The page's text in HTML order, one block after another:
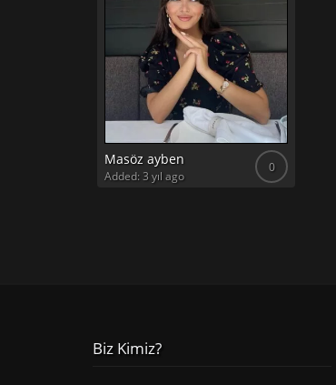
Masöz ayben 0
Added: 3 yıl ago
Biz Kimiz?